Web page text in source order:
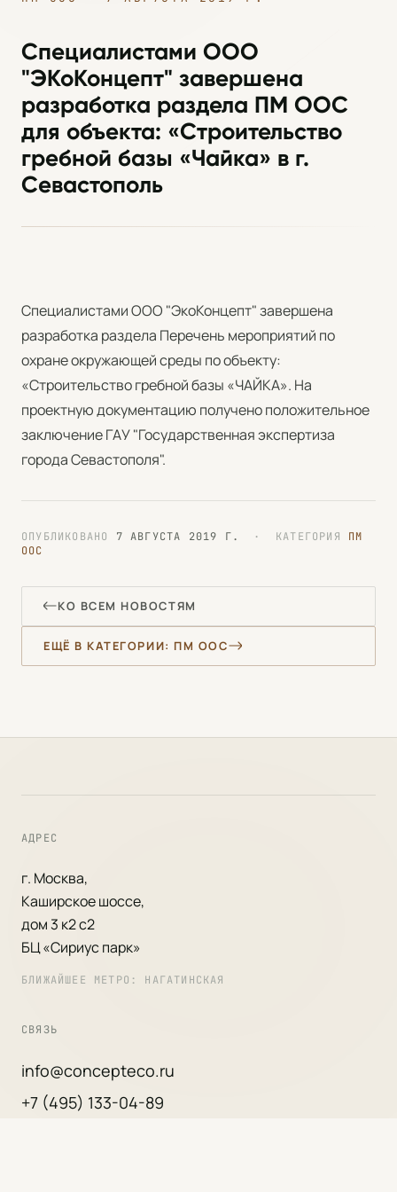
Специалистами ООО
"ЭКоКонцепт" завершена
разработка раздела ПМ ООС
для объекта: «Строительство
гребной базы «Чайка» в г.
Севастополь
Специалистами ООО "ЭкоКонцепт" завершена
разработка раздела Перечень мероприятий по
охране окружающей среды по объекту:
«Строительство гребной базы «ЧАЙКА». На
проектную документацию получено положительное
заключение ГАУ "Государственная экспертиза
города Севастополя".
ОПУБЛИКОВАНО 7 АВГУСТА 2019 Г. · КАТЕГОРИЯ ПМ
ООС
КО ВСЕМ НОВОСТЯМ
ЕЩЁ В КАТЕГОРИИ: ПМ ООС
АДРЕС
г. Москва,
Каширское шоссе,
дом 3 к2 с2
БЦ «Сириус парк»
БЛИЖАЙШЕЕ МЕТРО: НАГАТИНСКАЯ
СВЯЗЬ
info@concepteco.ru
+7 (495) 133-04-89